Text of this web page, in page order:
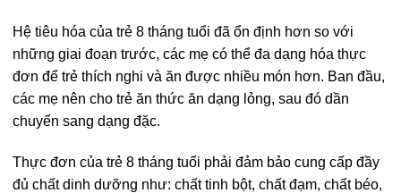
Hệ tiêu hóa của trẻ 8 tháng tuổi đã ổn định hơn so với
những giai đoạn trước, các mẹ có thể đa dạng hóa thực
đơn để trẻ thích nghi và ăn được nhiều món hơn. Ban đầu,
các mẹ nên cho trẻ ăn thức ăn dạng lỏng, sau đó dần
chuyển sang dạng đặc.
Thực đơn của trẻ 8 tháng tuổi phải đảm bảo cung cấp đầy
đủ chất dinh dưỡng như: chất tinh bột, chất đạm, chất béo,